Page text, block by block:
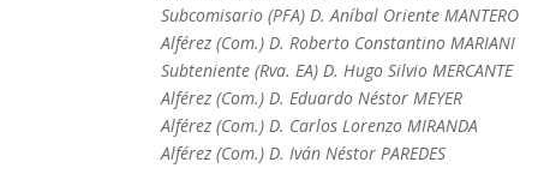
Subcomisario (PFA) D. Aníbal Oriente MANTERO
Alférez (Com.) D. Roberto Constantino MARIANI
Subteniente (Rva. EA) D. Hugo Silvio MERCANTE
Alférez (Com.) D. Eduardo Néstor MEYER
Alférez (Com.) D. Carlos Lorenzo MIRANDA
Alférez (Com.) D. Iván Néstor PAREDES